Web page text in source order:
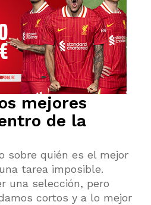
mejores
de la
sobre quién es el mejor
tarea imposible.
una selección, pero
cortos y a lo mejor